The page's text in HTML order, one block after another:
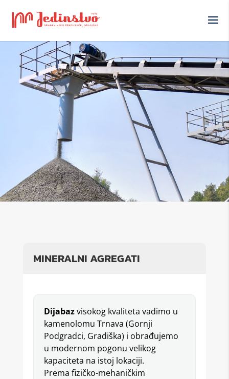
MINERALNI AGREGATI
Dijabazvisokog kvaliteta vadimo u
kamenolomu Trnava (Gornji
Podgradci, Gradiška) i obrađujemo
u modernom pogonu velikog
kapaciteta na istoj lokaciji.
Prema fizičko-mehaničkim